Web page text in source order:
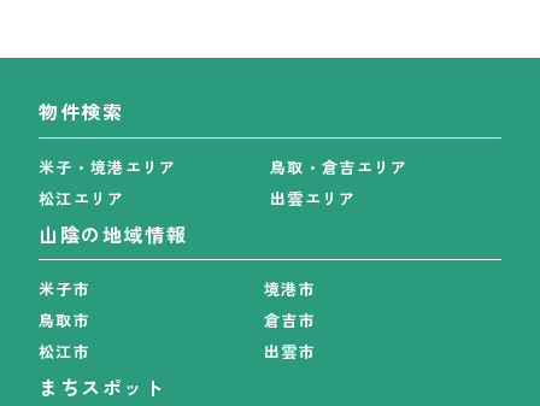
物件検索
米子・境港エリア
鳥取・倉吉エリア
松江エリア
出雲エリア
山陰の地域情報
米子市
境港市
鳥取市
倉吉市
松江市
出雲市
まちスポット